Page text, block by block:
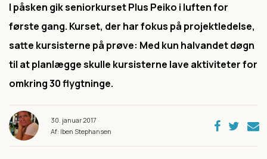
I påsken gik seniorkurset Plus Peiko i luften for
første gang. Kurset, der har fokus på projektledelse,
satte kursisterne på prøve: Med kun halvandet døgn
til at planlægge skulle kursisterne lave aktiviteter for
omkring 30 flygtninge.
30. januar 2017
Af: Iben Stephansen